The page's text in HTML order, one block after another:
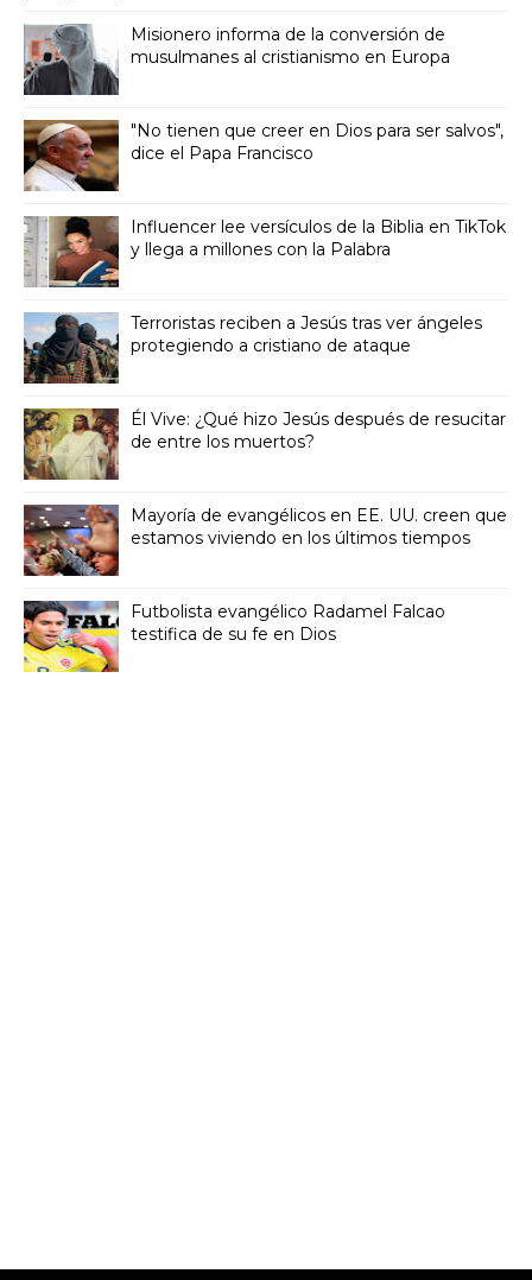
Misionero informa de la conversión de
musulmanes al cristianismo en Europa
"No tienen que creer en Dios para ser salvos",
dice el Papa Francisco
Influencer lee versículos de la Biblia en TikTok
y llega a millones con la Palabra
Terroristas reciben a Jesús tras ver ángeles
protegiendo a cristiano de ataque
Él Vive: ¿Qué hizo Jesús después de resucitar
de entre los muertos?
Mayoría de evangélicos en EE. UU. creen que
estamos viviendo en los últimos tiempos
Futbolista evangélico Radamel Falcao
testifica de su fe en Dios